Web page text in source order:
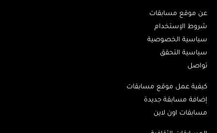
عن موقع مسابقات
شروط الإستخدام
سياسية الخصوصية
سياسية التحقق
تواصل
كيفية عمل موقع مسابقات
إضافة مسابقة جديدة
مسابقات اون لاين